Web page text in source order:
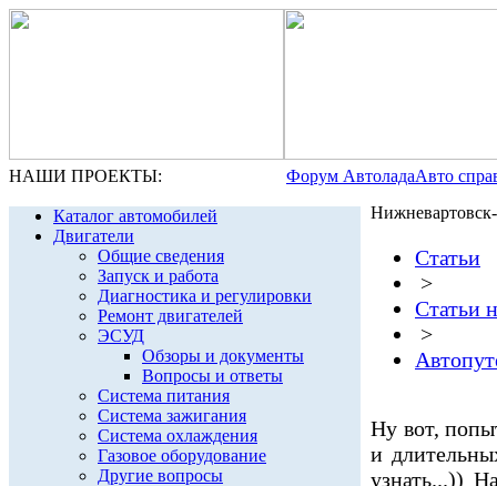
НАШИ ПРОЕКТЫ: Форум АвтоладаАвто
Каталог автомобилей
Двигатели
Общие сведения
Запуск и работа
Диагностика и регулировки
Ремонт двигателей
ЭСУД
Обзоры и документы
Вопросы и ответы
Система питания
Система зажигания
Система охлаждения
Газовое оборудование
Другие вопросы
Статьи
>
Статьи
>
Ну вот,
и
узнать...))